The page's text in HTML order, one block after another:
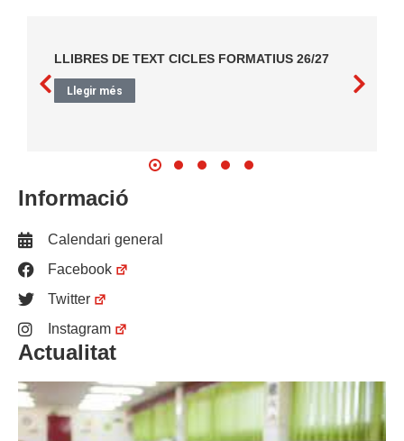
LLIBRES DE TEXT CICLES FORMATIUS 26/27
Llegir més
Informació
Calendari general
Facebook
Twitter
Instagram
Actualitat